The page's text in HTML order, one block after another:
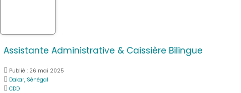
Assistante Administrative & Caissière Bilingue
Publié : 26 mai 2025
Dakar, Sénégal
CDD